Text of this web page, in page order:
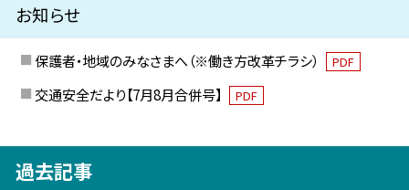
お知らせ
保護者・地域のみなさまへ（※働き方改革チラシ） PDF
交通安全だより【7月8月合併号】 PDF
過去記事